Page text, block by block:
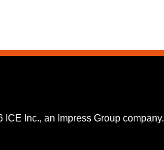
ICE Inc., an Impress Group company.